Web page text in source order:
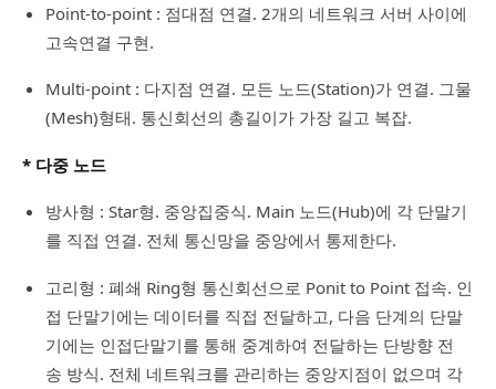
Point-to-point : 점대점 연결. 2개의 네트워크 서버 사이에
고속연결 구현.
Multi-point : 다지점 연결. 모든 노드(Station)가 연결. 그물
(Mesh)형태. 통신회선의 총길이가 가장 길고 복잡.
* 다중 노드
방사형 : Star형. 중앙집중식. Main 노드(Hub)에 각 단말기
를 직접 연결. 전체 통신망을 중앙에서 통제한다.
고리형 : 폐쇄 Ring형 통신회선으로 Ponit to Point 접속. 인
접 단말기에는 데이터를 직접 전달하고, 다음 단계의 단말
기에는 인접단말기를 통해 중계하여 전달하는 단방향 전
송 방식. 전체 네트워크를 관리하는 중앙지점이 없으며 각